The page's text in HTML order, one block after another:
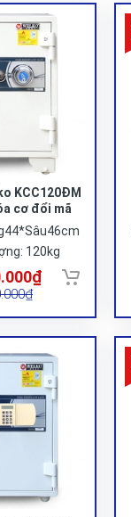
KCC120ĐM
cơ đổi mã
120kg